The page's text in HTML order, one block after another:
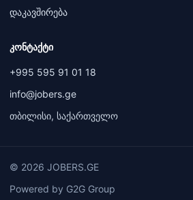
დაკავშირება
კონტაქტი
+995 595 91 01 18
info@jobers.ge
თბილისი, საქართველო
© 2026 JOBERS.GE
Powered by G2G Group